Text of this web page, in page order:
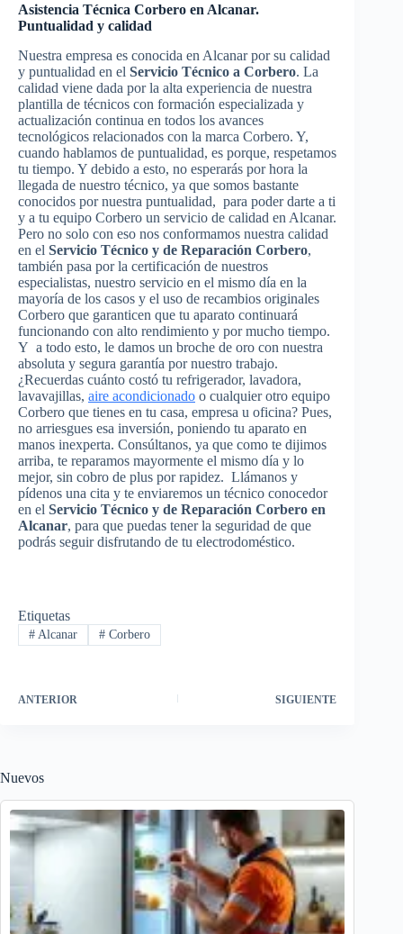
Asistencia Técnica Corbero en Alcanar.
Puntualidad y calidad
Nuestra empresa es conocida en Alcanar por su calidad
y puntualidad en el Servicio Técnico a Corbero. La
calidad viene dada por la alta experiencia de nuestra
plantilla de técnicos con formación especializada y
actualización continua en todos los avances
tecnológicos relacionados con la marca Corbero. Y,
cuando hablamos de puntualidad, es porque, respetamos
tu tiempo. Y debido a esto, no esperarás por hora la
llegada de nuestro técnico, ya que somos bastante
conocidos por nuestra puntualidad, para poder darte a ti
y a tu equipo Corbero un servicio de calidad en Alcanar.
Pero no solo con eso nos conformamos nuestra calidad
en el Servicio Técnico y de Reparación Corbero,
también pasa por la certificación de nuestros
especialistas, nuestro servicio en el mismo día en la
mayoría de los casos y el uso de recambios originales
Corbero que garanticen que tu aparato continuará
funcionando con alto rendimiento y por mucho tiempo.
Y a todo esto, le damos un broche de oro con nuestra
absoluta y segura garantía por nuestro trabajo.
¿Recuerdas cuánto costó tu refrigerador, lavadora,
lavavajillas, aire acondicionado o cualquier otro equipo
Corbero que tienes en tu casa, empresa u oficina? Pues,
no arriesgues esa inversión, poniendo tu aparato en
manos inexperta. Consúltanos, ya que como te dijimos
arriba, te reparamos mayormente el mismo día y lo
mejor, sin cobro de plus por rapidez. Llámanos y
pídenos una cita y te enviaremos un técnico conocedor
en el Servicio Técnico y de Reparación Corbero en
Alcanar, para que puedas tener la seguridad de que
podrás seguir disfrutando de tu electrodoméstico.
Etiquetas
#Alcanar #Corbero
ANTERIOR SIGUIENTE
Nuevos